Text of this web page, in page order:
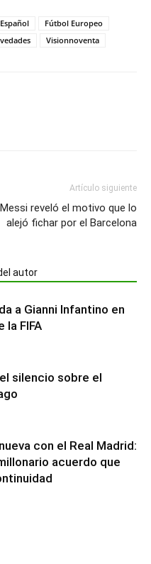
Fútbol Europeo
Visionnoventa
Artículo siguiente
Messi reveló el motivo que lo
alejó fichar por el Barcelona
autor
a Gianni Infantino en
la FIFA
silencio sobre el
con el Real Madrid:
acuerdo que